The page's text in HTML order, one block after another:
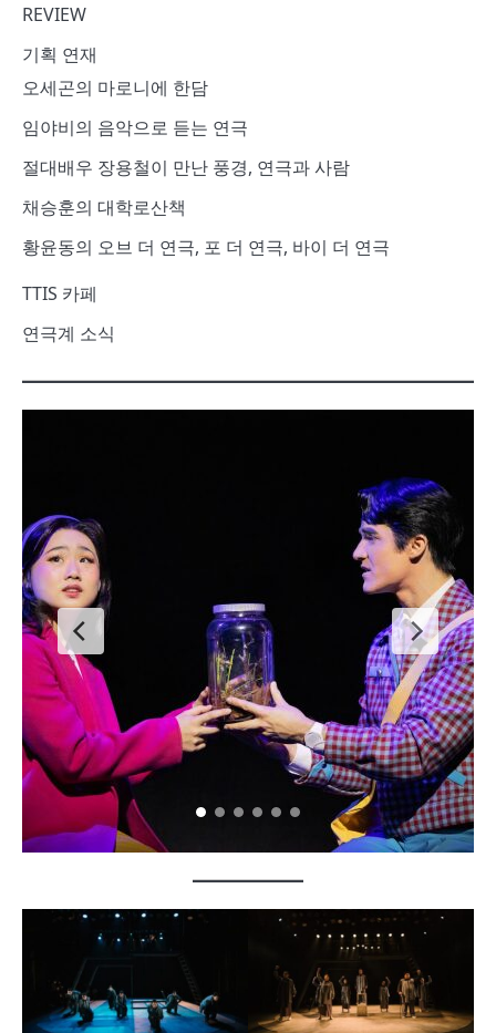
REVIEW
기획 연재
오세곤의 마로니에 한담
임야비의 음악으로 듣는 연극
절대배우 장용철이 만난 풍경, 연극과 사람
채승훈의 대학로산책
황윤동의 오브 더 연극, 포 더 연극, 바이 더 연극
TTIS 카페
연극계 소식